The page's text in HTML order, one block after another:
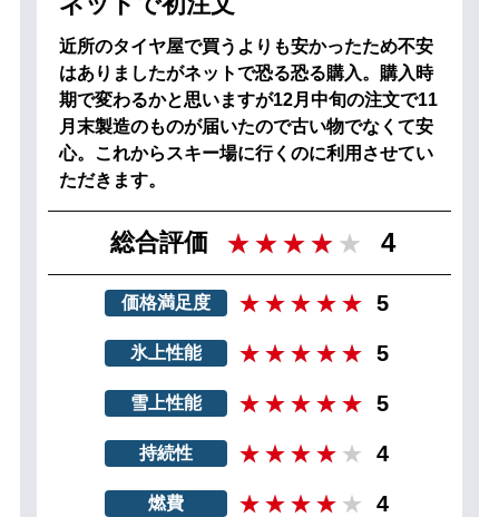
近所のタイヤ屋で買うよりも安かったため不安
はありましたがネットで恐る恐る購入。購入時
期で変わるかと思いますが12月中旬の注文で11
月末製造のものが届いたので古い物でなくて安
心。これからスキー場に行くのに利用させてい
ただきます。
総合評価 4
価格満足度 5
氷上性能 5
雪上性能 5
持続性 4
燃費 4